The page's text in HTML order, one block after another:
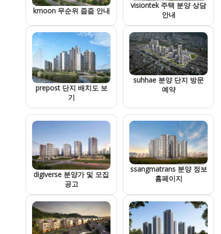
kmoon 무순위 줍줍 안내
visiontek 주택 분양 상담
안내
prepost 단지 배치도 보
기
suhhae 분양 단지 방문
예약
digiverse 분양가 및 모집
공고
ssangmatrans 분양 정보
홈페이지